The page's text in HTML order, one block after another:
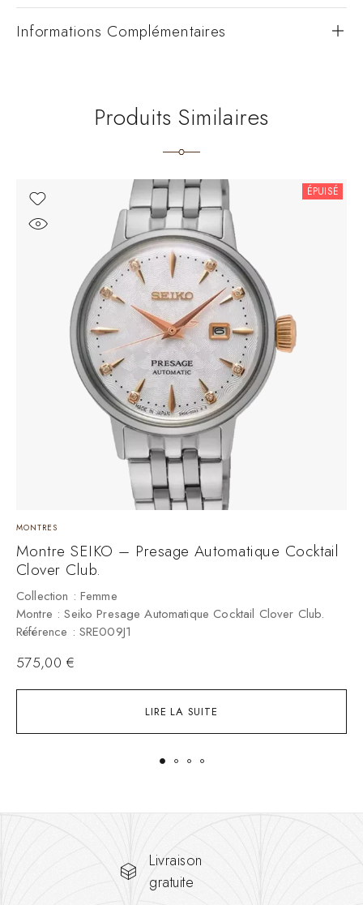
Informations Complémentaires
Produits Similaires
ÉPUISÉ
LIRE LA SUITE
MONTRES
Montre SEIKO – Presage Automatique Cocktail
Clover Club.
Collection : Femme
Montre : Seiko Presage Automatique Cocktail Clover Club.
Référence : SRE009J1
575,00 €
Livraison
gratuite